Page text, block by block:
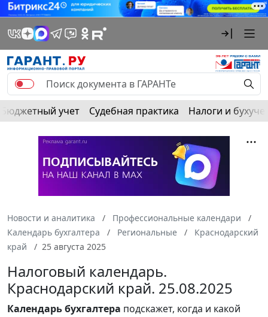
Бюджетный учет Судебная практика Налоги и
Новости и аналитика
Профессиональные календари
Календарь бухгалтера
Региональные
Краснодарский
край
25 августа 2025
Налоговый календарь.
Краснодарский край. 25.08.2025
Календарьбухгалтера подскажет, когда и какой